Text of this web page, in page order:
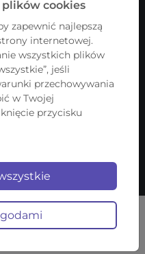
Kontrahentów)
Dla Każdego
plików cookies
zapewnić najlepszą
internetowej.
wszystkich plików
jeśli
przechowywania
w Twojej
przycisku